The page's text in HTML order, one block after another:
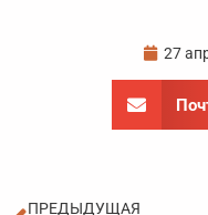
27
Пред
ПРЕДЫДУЩАЯ